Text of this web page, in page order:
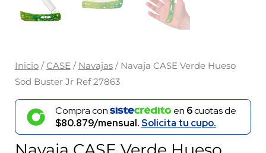
Inicio/ CASE / Navajas/ Navaja CASE Verde Hueso
Sod Buster Jr Ref 27863
Compra con en 6cuotas de
$80.879/mensual.Solicita tu cupo.